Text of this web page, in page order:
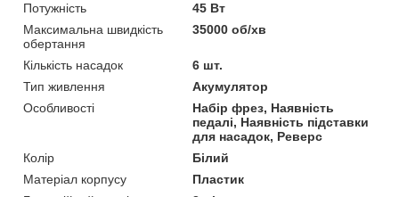
Потужність
45 Вт
Максимальна швидкість
обертання
35000 об/хв
Кількість насадок
6 шт.
Тип живлення
Акумулятор
Особливості
Набір фрез, Наявність
педалі, Наявність підставки
для насадок, Реверс
Колір
Білий
Матеріал корпусу
Пластик